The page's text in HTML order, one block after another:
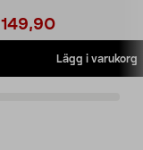
149,90
Lägg i varukorg